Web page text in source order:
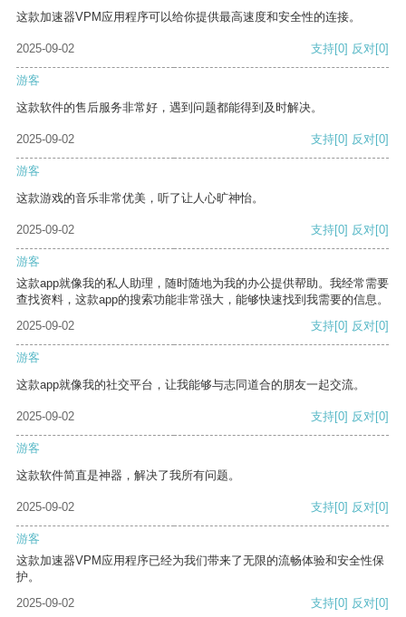
这款加速器VPM应用程序可以给你提供最高速度和安全性的连接。
2025-09-02 支持[0] 反对[0]
游客
这款软件的售后服务非常好，遇到问题都能得到及时解决。
2025-09-02 支持[0] 反对[0]
游客
这款游戏的音乐非常优美，听了让人心旷神怡。
2025-09-02 支持[0] 反对[0]
游客
这款app就像我的私人助理，随时随地为我的办公提供帮助。我经常需要
查找资料，这款app的搜索功能非常强大，能够快速找到我需要的信息。
2025-09-02
支持[0] 反对[0]
游客
这款app就像我的社交平台，让我能够与志同道合的朋友一起交流。
2025-09-02 支持[0] 反对[0]
游客
这款软件简直是神器，解决了我所有问题。
2025-09-02 支持[0] 反对[0]
游客
这款加速器VPM应用程序已经为我们带来了无限的流畅体验和安全性保
护。
2025-09-02
支持[0] 反对[0]